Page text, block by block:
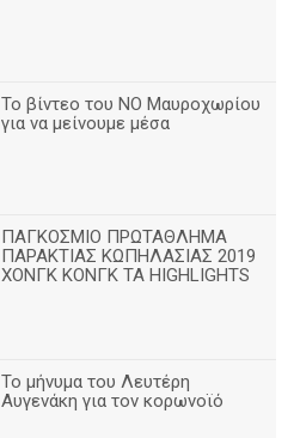
Το βίντεο του ΝΟ Μαυροχωρίου
για να μείνουμε μέσα
ΠΑΓΚΟΣΜΙΟ ΠΡΩΤΑΘΛΗΜΑ
ΠΑΡΑΚΤΙΑΣ ΚΩΠΗΛΑΣΙΑΣ 2019
ΧΟΝΓΚ ΚΟΝΓΚ ΤΑ HIGHLIGHTS
Το μήνυμα του Λευτέρη
Αυγενάκη για τον κορωνοϊό